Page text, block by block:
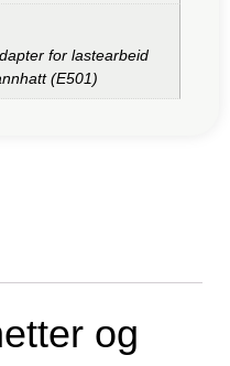
for lastearbeid
(E501)
og